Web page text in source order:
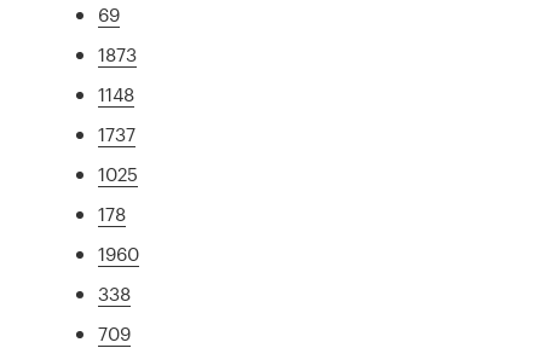
69
1873
1148
1737
1025
178
1960
338
709